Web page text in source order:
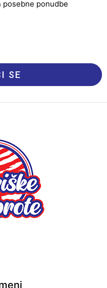
posebne ponudbe
SE